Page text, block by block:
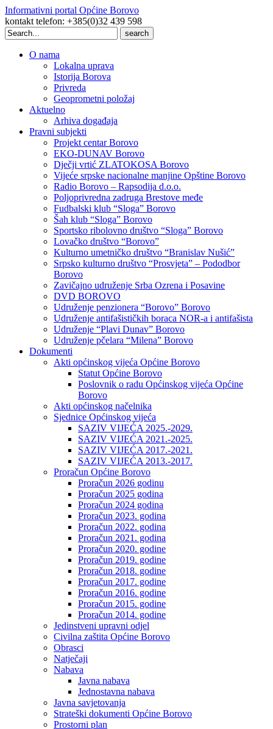
Informativni portal Općine Borovo
kontakt telefon: +385(0)32 439 598
Search
for:
O nama
Lokalna uprava
Istorija Borova
Privreda
Geoprometni položaj
Aktuelno
Arhiva događaja
Pravni subjekti
Projekt centar Borovo
EKO-DUNAV Borovo
Dječji vrtić ZLATOKOSA Borovo
Vijeće srpske nacionalne manjine Opštine Borovo
Radio Borovo – Rapsodija d.o.o.
Poljoprivredna zadruga Brestove međe
Fudbalski klub “Sloga” Borovo
Šah klub “Sloga” Borovo
Sportsko ribolovno društvo “Sloga” Borovo
Lovačko društvo “Borovo”
Kulturno umetničko društvo “Branislav Nušić”
Srpsko kulturno društvo “Prosvjeta” – Pododbor
Borovo
Zavičajno udruženje Srba Ozrena i Posavine
DVD BOROVO
Udruženje penzionera “Borovo” Borovo
Udruženje antifašističkih boraca NOR-a i antifašista
Udruženje “Plavi Dunav” Borovo
Udruženje pčelara “Milena” Borovo
Dokumenti
Akti općinskog vijeća Općine Borovo
Statut Općine Borovo
Poslovnik o radu Općinskog vijeća Općine
Borovo
Akti općinskog načelnika
Sjednice Općinskog vijeća
SAZIV VIJEĆA 2025.-2029.
SAZIV VIJEĆA 2021.-2025.
SAZIV VIJEĆA 2017.-2021.
SAZIV VIJEĆA 2013.-2017.
Proračun Općine Borovo
Proračun 2026 godinu
Proračun 2025 godina
Proračun 2024 godina
Proračun 2023. godina
Proračun 2022. godina
Proračun 2021. godina
Proračun 2020. godine
Proračun 2019. godine
Proračun 2018. godine
Proračun 2017. godine
Proračun 2016. godine
Proračun 2015. godine
Proračun 2014. godine
Jedinstveni upravni odjel
Civilna zaštita Općine Borovo
Obrasci
Natječaji
Nabava
Javna nabava
Jednostavna nabava
Javna savjetovanja
Strateški dokumenti Općine Borovo
Prostorni plan